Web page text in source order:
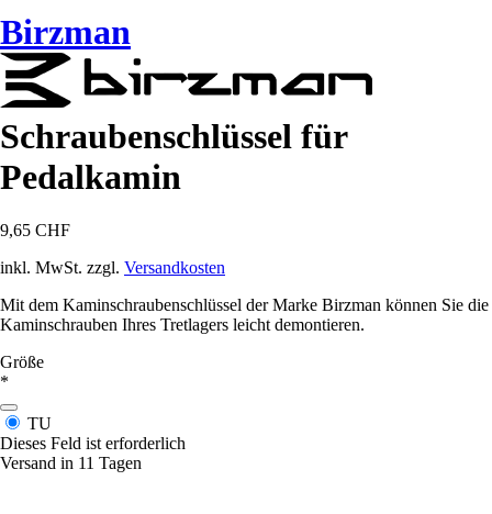
Birzman
Schraubenschlüssel für
Pedalkamin
9,65 CHF
inkl. MwSt. zzgl. Versandkosten
Mit dem Kaminschraubenschlüssel der Marke Birzman können Sie die
Kaminschrauben Ihres Tretlagers leicht demontieren.
Größe
*
TU
Dieses Feld ist erforderlich
Versand in 11 Tagen